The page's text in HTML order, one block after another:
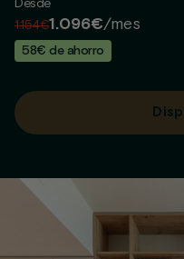
Desde
1.154€1.096€/mes
58€ de ahorro